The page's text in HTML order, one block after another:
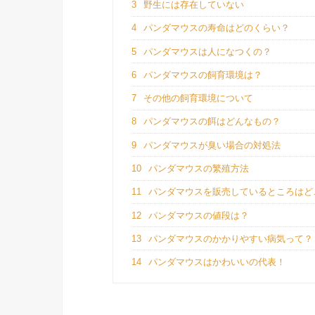
3 野生には存在していない
4 パンダマウスの寿命はどのくらい？
5 パンダマウスは人になつくの？
6 パンダマウスの飼育環境は？
7 その他の飼育環境について
8 パンダマウスの餌はどんなもの？
9 パンダマウスが臭い場合の対処法
10 パンダマウスの繁殖方法
11 パンダマウスを販売しているところはど
12 パンダマウスの値段は？
13 パンダマウスのかかりやすい病気って？
14 パンダマウスはかわいいの代表！